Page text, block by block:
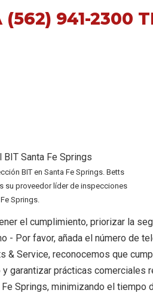
(562) 941-2300 T
BIT en Santa Fe Springs. Betts
su proveedor líder de inspecciones
Springs.
el cumplimiento, priorizar la
- Por favor, añada el número de
& Service, reconocemos que
garantizar prácticas
Springs, minimizando el